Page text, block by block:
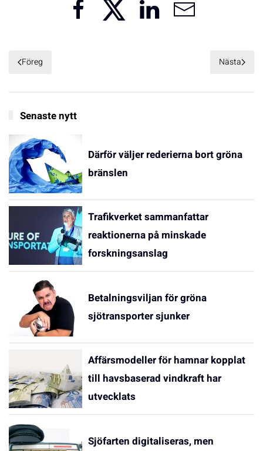
Föreg Nästa
Senaste nytt
Därför väljer rederierna bort gröna
bränslen
Trafikverket sammanfattar
reaktionerna på minskade
forskningsanslag
Betalningsviljan för gröna
sjötransporter sjunker
Affärsmodeller för hamnar kopplat
till havsbaserad vindkraft har
utvecklats
Sjöfarten digitaliseras, men